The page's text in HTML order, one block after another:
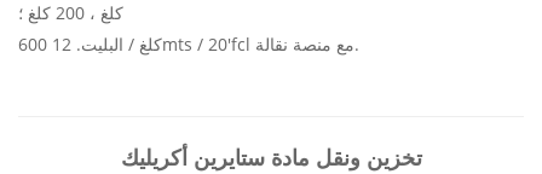
كلغ ، 200 كلغ ؛
600 كلغ / البليت. 12mts / 20'fcl مع منصة نقالة.
تخزين ونقل مادة ستايرين أكريليك